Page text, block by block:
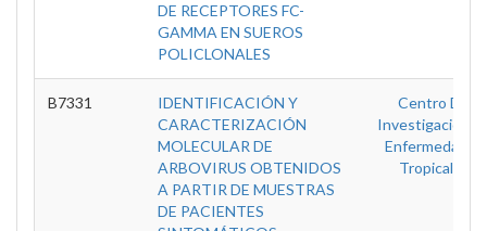
DE RECEPTORES FC-
GAMMA EN SUEROS
POLICLONALES
B7331
IDENTIFICACIÓN Y
CARACTERIZACIÓN
MOLECULAR DE
ARBOVIRUS OBTENIDOS
A PARTIR DE MUESTRAS
DE PACIENTES
Centro De
Investigación
Enfermedades
Tropicales